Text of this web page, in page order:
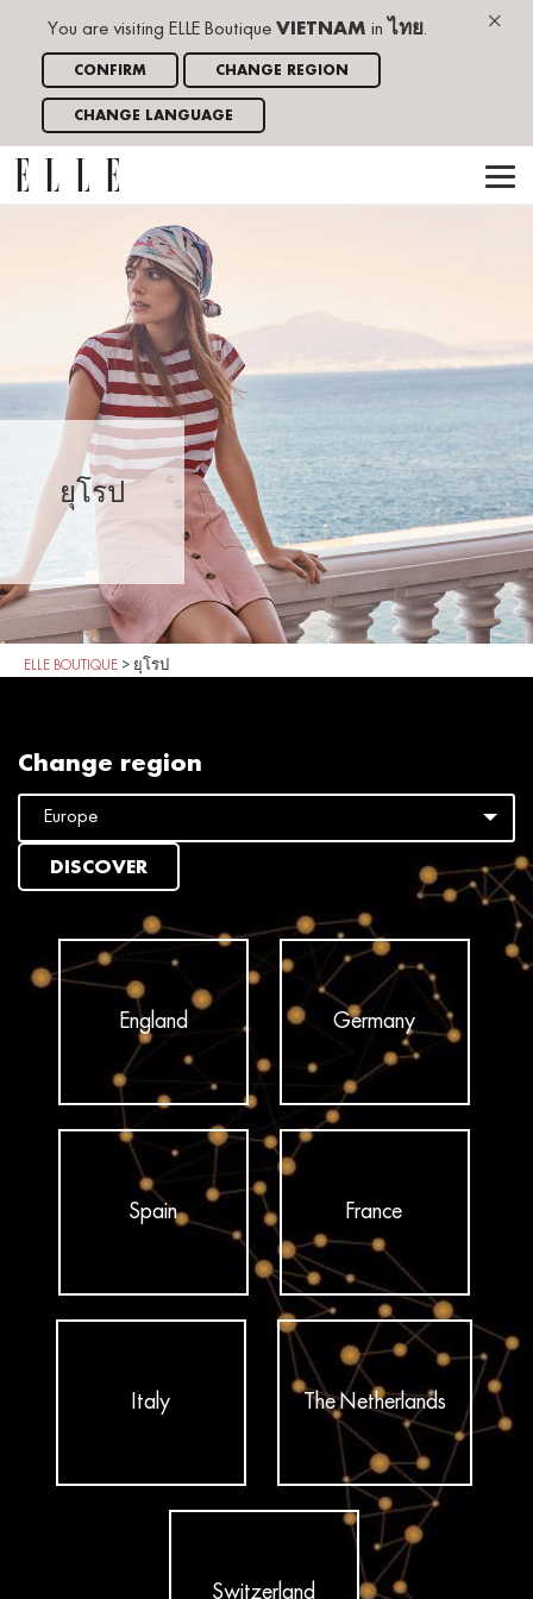
×
You are visiting ELLE Boutique VIETNAM in ไทย.
CONFIRM CHANGE REGION
CHANGE LANGUAGE
ยุโรป
ELLE BOUTIQUE > ยุโรป
Change region
DISCOVER
England Germany
Spain France
Italy The Netherlands
Switzerland